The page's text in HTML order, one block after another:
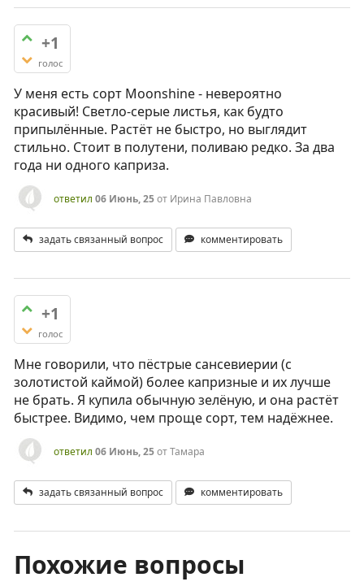
+1
голос
У меня есть сорт Moonshine - невероятно
красивый! Светло-серые листья, как будто
припылённые. Растёт не быстро, но выглядит
стильно. Стоит в полутени, поливаю редко. За два
года ни одного каприза.
ответил 06 Июнь, 25от Ирина Павловна
задать связанный вопрос комментировать
+1
голос
Мне говорили, что пёстрые сансевиерии (с
золотистой каймой) более капризные и их лучше
не брать. Я купила обычную зелёную, и она растёт
быстрее. Видимо, чем проще сорт, тем надёжнее.
ответил 06 Июнь, 25отТамара
задать связанный вопрос комментировать
Похожие вопросы